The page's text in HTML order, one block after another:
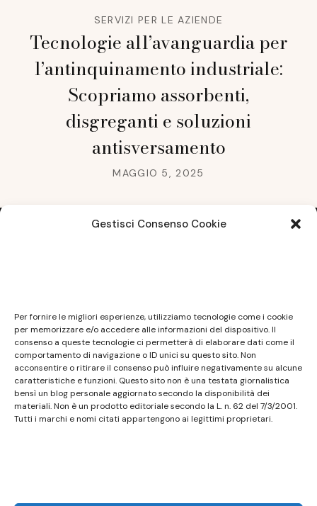
Gestisci Consenso Cookie
Per fornire le migliori esperienze, utilizziamo tecnologie come i cookie
per memorizzare e/o accedere alle informazioni del dispositivo. Il
consenso a queste tecnologie ci permetterà di elaborare dati come il
comportamento di navigazione o ID unici su questo sito. Non
acconsentire o ritirare il consenso può influire negativamente su alcune
caratteristiche e funzioni. Questo sito non è una testata giornalistica
bensì un blog personale aggiornato secondo la disponibilità dei
materiali. Non è un prodotto editoriale secondo la L. n. 62 del 7/3/2001.
Tutti i marchi e nomi citati appartengono ai legittimi proprietari.
SERVIZI PER LE AZIENDE
Tecnologie all’avanguardia per
l’antinquinamento industriale:
Scopriamo assorbenti,
disgreganti e soluzioni
antisversamento
MAGGIO 5, 2025
non ha carattere periodico essendo aggiornato
secondo la disponibilità e la reperibilità dei materiali.
Pertanto non può essere considerato in alcun modo
un prodotto editoriale ai sensi della L. n. 62 del
7/3/2001. Tutti i marchi riportati appartengono ai
legittimi proprietari; marchi di terzi, nomi di prodotti,